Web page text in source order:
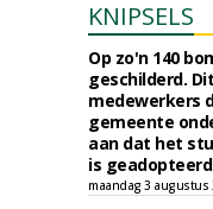
KNIPSELS
Op zo'n 140
geschilderd.
medewerkers
gemeente
aan dat het
is
maandag 3 augustus